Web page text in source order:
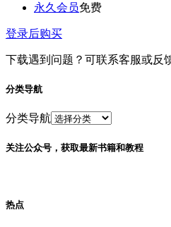
永久会员免费
登录后购买
下载遇到问题？可联系客服或反
分类导航
分类导航
关注公众号，获取最新书籍和教程
热点